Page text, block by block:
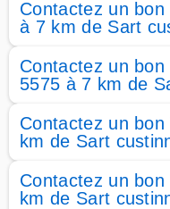
Contactez un
à 7 km de Sart
Contactez un
5575 à 7 km de
Contactez un
km de Sart
Contactez un
km de Sart